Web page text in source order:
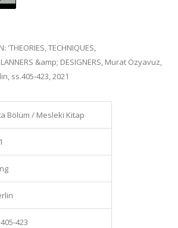
'THEORIES, TECHNIQUES,
&amp; DESIGNERS, Murat Özyavuz,
ss.405-423, 2021
Bölüm / Mesleki Kitap
423